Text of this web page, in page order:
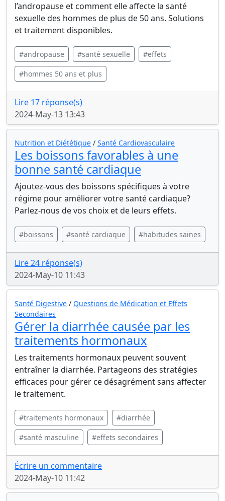
l’andropause et comment elle affecte la santé
sexuelle des hommes de plus de 50 ans. Solutions
et traitement disponibles.
#andropause #santé sexuelle #effets
#hommes 50 ans et plus
Lire 17 réponse(s)
2024-May-13 13:43
Nutrition et Diététique / Santé Cardiovasculaire
Les boissons favorables à une
bonne santé cardiaque
Ajoutez-vous des boissons spécifiques à votre
régime pour améliorer votre santé cardiaque?
Parlez-nous de vos choix et de leurs effets.
#boissons #santé cardiaque #habitudes saines
Lire 24 réponse(s)
2024-May-10 11:43
Santé Digestive / Questions de Médication et Effets
Secondaires
Gérer la diarrhée causée par les
traitements hormonaux
Les traitements hormonaux peuvent souvent
entraîner la diarrhée. Partageons des stratégies
efficaces pour gérer ce désagrément sans affecter
le traitement.
#traitements hormonaux #diarrhée
#santé masculine #effets secondaires
Écrire un commentaire
2024-May-10 11:42